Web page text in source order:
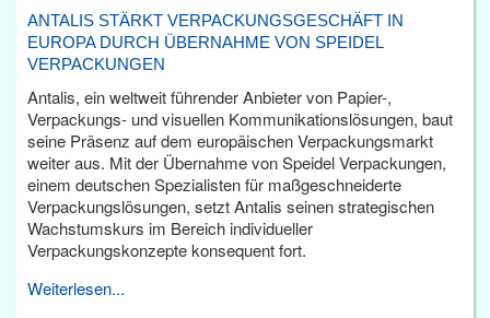
ANTALIS STÄRKT VERPACKUNGSGESCHÄFT IN
EUROPA DURCH ÜBERNAHME VON SPEIDEL
VERPACKUNGEN
Antalis, ein weltweit führender Anbieter von Papier-,
Verpackungs- und visuellen Kommunikationslösungen, baut
seine Präsenz auf dem europäischen Verpackungsmarkt
weiter aus. Mit der Übernahme von Speidel Verpackungen,
einem deutschen Spezialisten für maßgeschneiderte
Verpackungslösungen, setzt Antalis seinen strategischen
Wachstumskurs im Bereich individueller
Verpackungskonzepte konsequent fort.
Weiterlesen...